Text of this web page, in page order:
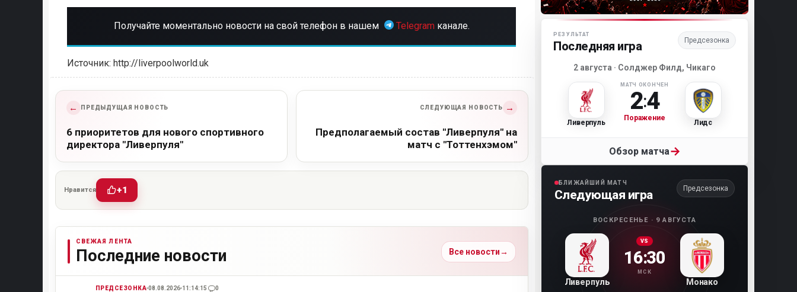
Получайте моментально новости на свой телефон в нашем Telegramканале.
Источник: http://liverpoolworld.uk
← ПРЕДЫДУЩАЯ НОВОСТЬ
6 приоритетов для нового спортивного
директора "Ливерпуля"
СЛЕДУЮЩАЯ НОВОСТЬ →
Предполагаемый состав "Ливерпуля" на
матч с "Тоттенхэмом"
Нравится +1
СВЕЖАЯ ЛЕНТА
Последние новости Все новости→
ПРЕДСЕЗОНКА 08.08.2026 11:14:15 0
Матч-центр «Ливерпуля»
РЕЗУЛЬТАТ
Последняя игра Предсезонка
2 августа · Солджер Филд, Чикаго
Ливерпуль
МАТЧ ОКОНЧЕН
2:4
Поражение
Лидс
Обзор матча→
БЛИЖАЙШИЙ МАТЧ
Следующая игра Предсезонка
ВОСКРЕСЕНЬЕ · 9 АВГУСТА
Ливерпуль
VS
16:30
МСК
Монако